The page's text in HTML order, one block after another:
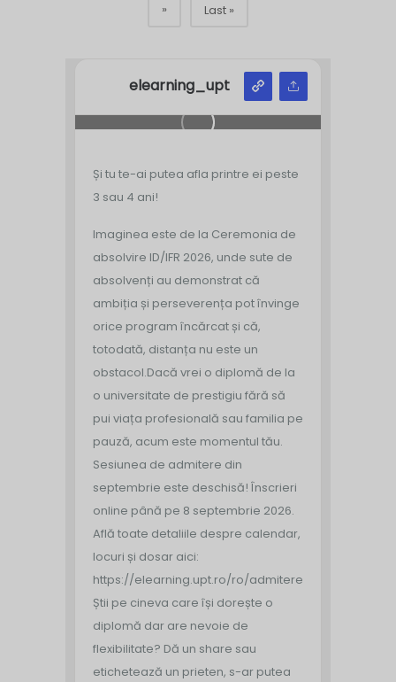
» Last »
elearning_upt
Și tu te-ai putea afla printre ei peste
3 sau 4 ani!
Imaginea este de la Ceremonia de
absolvire ID/IFR 2026, unde sute de
absolvenți au demonstrat că
ambiția și perseverența pot învinge
orice program încărcat și că,
totodată, distanța nu este un
obstacol.Dacă vrei o diplomă de la
o universitate de prestigiu fără să
pui viața profesională sau familia pe
pauză, acum este momentul tău.
Sesiunea de admitere din
septembrie este deschisă! Înscrieri
online până pe 8 septembrie 2026.
Află toate detaliile despre calendar,
locuri și dosar aici:
https://elearning.upt.ro/ro/admitere/
Știi pe cineva care își dorește o
diplomă dar are nevoie de
flexibilitate? Dă un share sau
etichetează un prieten, s-ar putea